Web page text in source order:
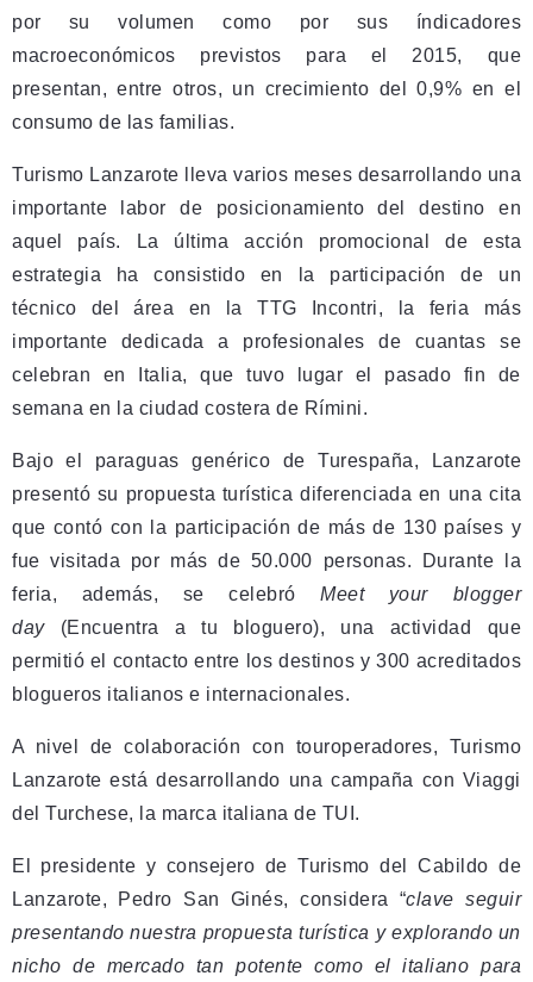
por su volumen como por sus índicadores
macroeconómicos previstos para el 2015, que
presentan, entre otros, un crecimiento del 0,9% en el
consumo de las familias.
Turismo Lanzarote lleva varios meses desarrollando una
importante labor de posicionamiento del destino en
aquel país. La última acción promocional de esta
estrategia ha consistido en la participación de un
técnico del área en la TTG Incontri, la feria más
importante dedicada a profesionales de cuantas se
celebran en Italia, que tuvo lugar el pasado fin de
semana en la ciudad costera de Rímini.
Bajo el paraguas genérico de Turespaña, Lanzarote
presentó su propuesta turística diferenciada en una cita
que contó con la participación de más de 130 países y
fue visitada por más de 50.000 personas. Durante la
feria, además, se celebróMeet your blogger
day(Encuentra a tu bloguero), una actividad que
permitió el contacto entre los destinos y 300 acreditados
blogueros italianos e internacionales.
A nivel de colaboración con touroperadores, Turismo
Lanzarote está desarrollando una campaña con Viaggi
del Turchese, la marca italiana de TUI.
El presidente y consejero de Turismo del Cabildo de
Lanzarote, Pedro San Ginés, considera “clave seguir
presentando nuestra propuesta turística y explorando un
nicho de mercado tan potente como el italiano para